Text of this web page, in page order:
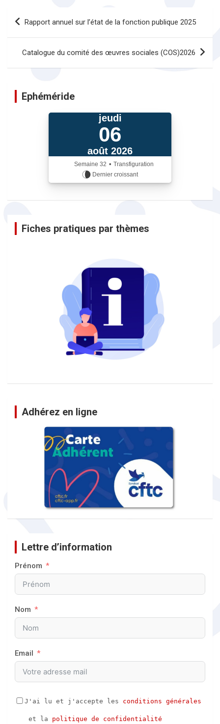
Navigation
Rapport annuel sur l’état de la fonction publique 2025
Catalogue du comité des œuvres sociales (COS)2026
Ephéméride
iCalendrier
jeudi
06
août 2026
Semaine32 • Transfiguration
Dernier croissant
Fiches pratiques par thèmes
Adhérez en ligne
Lettre d’information
Prénom
Nom
Email
J'ai lu et j'accepte les conditions générales
et la politique de confidentialité